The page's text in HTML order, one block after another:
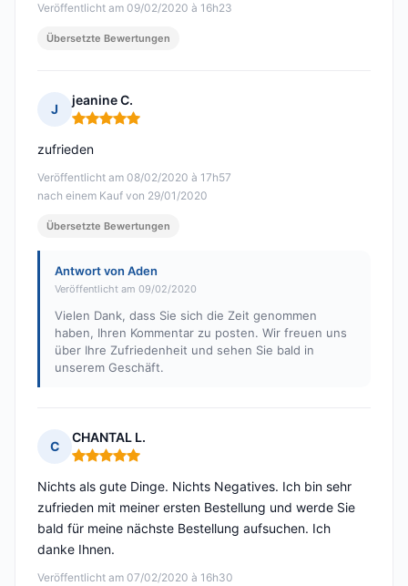
Veröffentlicht am 09/02/2020 à 16h23
Übersetzte Bewertungen
J
jeanine C.
Hinweis: 5 von 5
Veröffentlicht am 08/02/2020 à 17h57
nach einem Kauf von 29/01/2020
zufrieden
Übersetzte Bewertungen
Antwort von Aden
Veröffentlicht am 09/02/2020
Vielen Dank, dass Sie sich die Zeit genommen
haben, Ihren Kommentar zu posten. Wir freuen uns
über Ihre Zufriedenheit und sehen Sie bald in
unserem Geschäft.
C
CHANTAL L.
Hinweis: 5 von 5
Veröffentlicht am 07/02/2020 à 16h30
Nichts als gute Dinge. Nichts Negatives. Ich bin sehr
zufrieden mit meiner ersten Bestellung und werde Sie
bald für meine nächste Bestellung aufsuchen. Ich
danke Ihnen.